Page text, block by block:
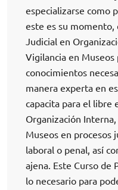
especializarse como
este es su momento,
Judicial en
Vigilancia en
conocimientos
manera experta en
capacita para el libre
Organización
Museos en procesos
laboral o penal, así
ajena. Este Curso de
lo necesario para